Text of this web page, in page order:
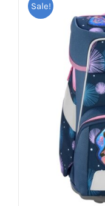
Sale!